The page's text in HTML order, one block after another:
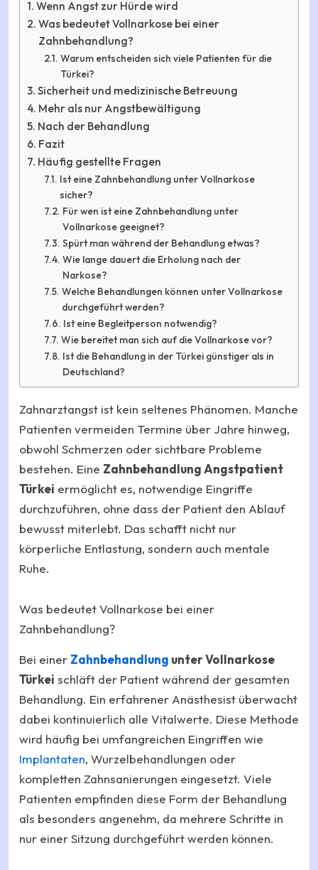
Wenn Angst zur Hürde wird
Was bedeutet Vollnarkose bei einer
Zahnbehandlung?
Warum entscheiden sich viele Patienten für die
Türkei?
Sicherheit und medizinische Betreuung
Mehr als nur Angstbewältigung
Nach der Behandlung
Fazit
Häufig gestellte Fragen
Ist eine Zahnbehandlung unter Vollnarkose
sicher?
Für wen ist eine Zahnbehandlung unter
Vollnarkose geeignet?
Spürt man während der Behandlung etwas?
Wie lange dauert die Erholung nach der
Narkose?
Welche Behandlungen können unter Vollnarkose
durchgeführt werden?
Ist eine Begleitperson notwendig?
Wie bereitet man sich auf die Vollnarkose vor?
Ist die Behandlung in der Türkei günstiger als in
Deutschland?
Zahnarztangst ist kein seltenes Phänomen. Manche
Patienten vermeiden Termine über Jahre hinweg,
obwohl Schmerzen oder sichtbare Probleme
bestehen. Eine Zahnbehandlung Angstpatient
Türkei ermöglicht es, notwendige Eingriffe
durchzuführen, ohne dass der Patient den Ablauf
bewusst miterlebt. Das schafft nicht nur
körperliche Entlastung, sondern auch mentale
Ruhe.
Was bedeutet Vollnarkose bei einer
Zahnbehandlung?
Bei einer Zahnbehandlung unter Vollnarkose
Türkei schläft der Patient während der gesamten
Behandlung. Ein erfahrener Anästhesist überwacht
dabei kontinuierlich alle Vitalwerte. Diese Methode
wird häufig bei umfangreichen Eingriffen wie
Implantaten, Wurzelbehandlungen oder
kompletten Zahnsanierungen eingesetzt. Viele
Patienten empfinden diese Form der Behandlung
als besonders angenehm, da mehrere Schritte in
nur einer Sitzung durchgeführt werden können.